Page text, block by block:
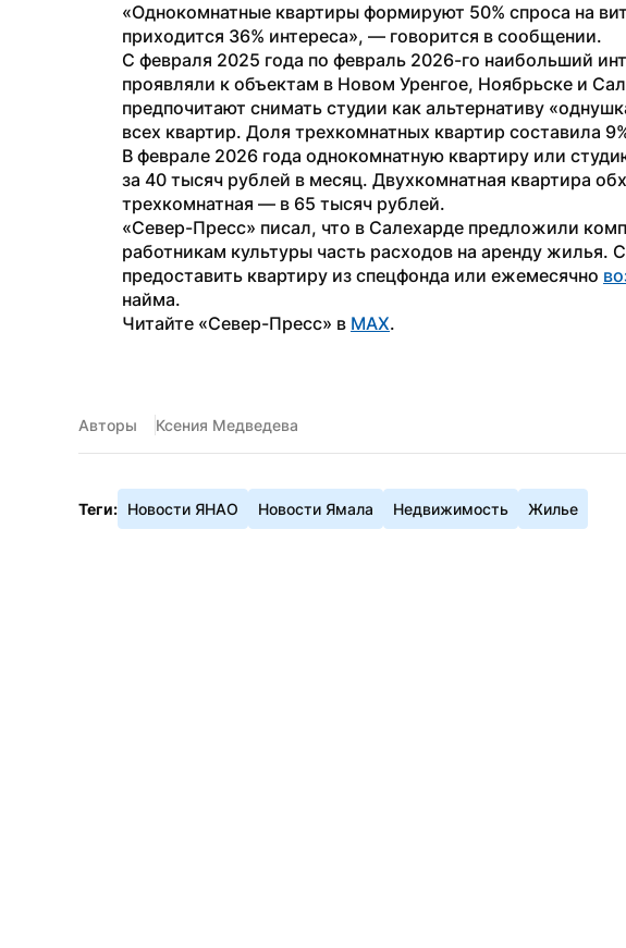
«Однокомнатные квартиры формируют 50% спроса на
приходится 36% интереса», — говорится в сообщении.
С февраля 2025 года по февраль 2026-го наибольший
проявляли к объектам в Новом Уренгое, Ноябрьске и
предпочитают снимать студии как альтернативу
всех квартир. Доля трехкомнатных квартир составила
В феврале 2026 года однокомнатную квартиру или
за 40 тысяч рублей в месяц. Двухкомнатная квартира
трехкомнатная — в 65 тысяч рублей.
«Север-Пресс» писал, что в Салехарде предложили
работникам культуры часть расходов на аренду жилья.
предоставить квартиру из спецфонда или ежемесячно
найма.
Читайте «Север-Пресс» в MAX.
Авторы Ксения Медведева
Теги: Новости ЯНАО Новости Ямала Недвижимость Жилье